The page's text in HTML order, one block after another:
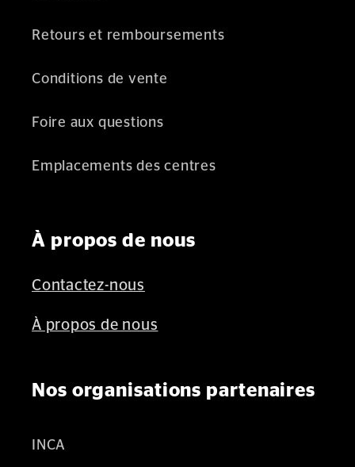
Retours et remboursements
Conditions de vente
Foire aux questions
Emplacements des centres
À propos de nous
Contactez-nous
À propos de nous
Nos organisations partenaires
INCA